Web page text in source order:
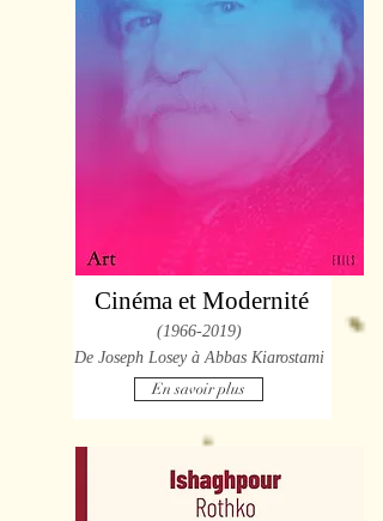
Cinéma et Modernité
(1966-2019)
De Joseph Losey à Abbas Kiarostami
En savoir plus